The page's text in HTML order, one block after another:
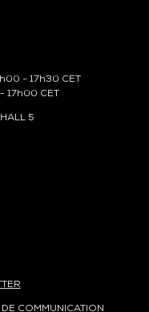
- 17h30 CET
17h00 CET
5
COMMUNICATION